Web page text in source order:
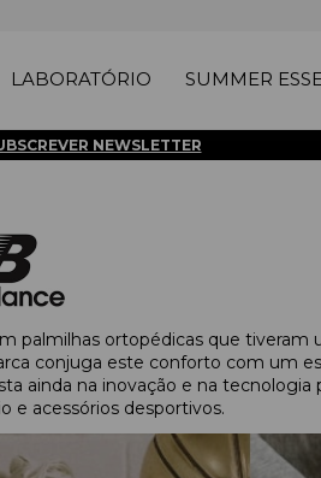
LABORATÓRIO SUMMER
NEWSLETTER
palmilhas ortopédicas que
conjuga este conforto com um
na inovação e na tecnologia
e acessórios desportivos.